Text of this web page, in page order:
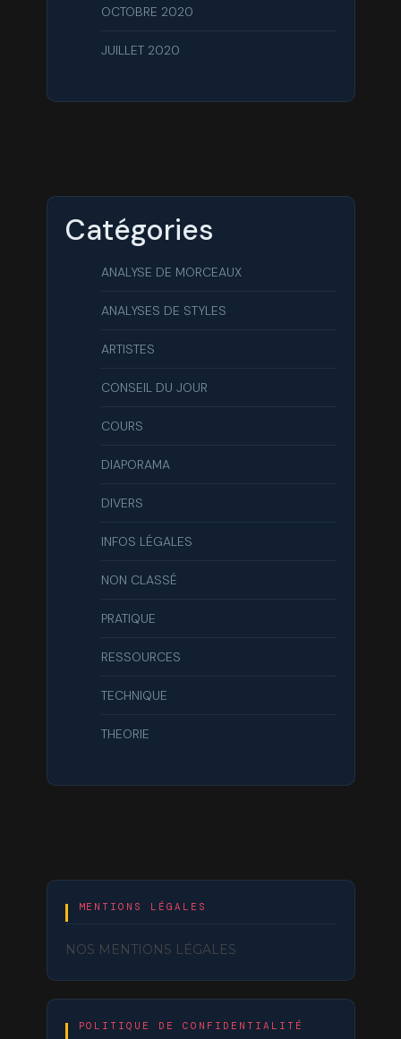
OCTOBRE 2020
JUILLET 2020
Catégories
ANALYSE DE MORCEAUX
ANALYSES DE STYLES
ARTISTES
CONSEIL DU JOUR
COURS
DIAPORAMA
DIVERS
INFOS LÉGALES
NON CLASSÉ
PRATIQUE
RESSOURCES
TECHNIQUE
THEORIE
MENTIONS LÉGALES
NOS MENTIONS LÉGALES
POLITIQUE DE CONFIDENTIALITÉ